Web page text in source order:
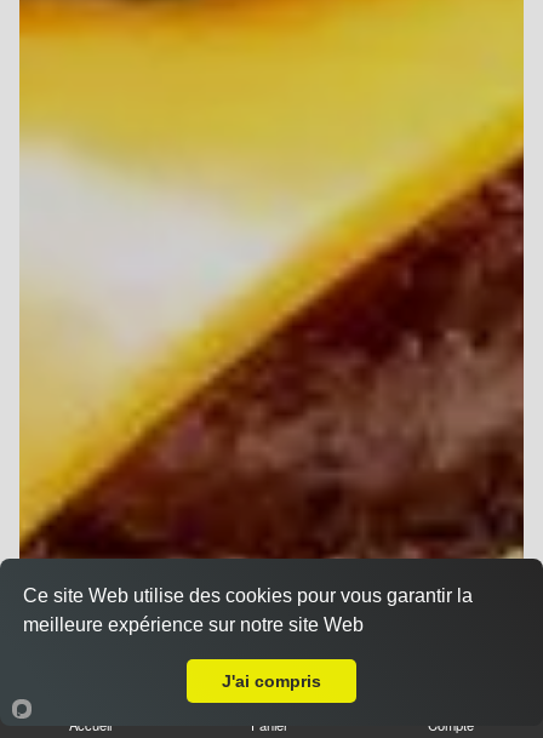
Accueil Panier Compte
Ce site Web utilise des cookies pour vous garantir la
meilleure expérience sur notre site Web
J'ai compris